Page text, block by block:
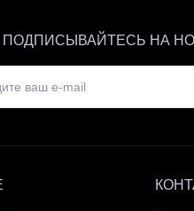
ПОДПИСЫВАЙТЕСЬ НА